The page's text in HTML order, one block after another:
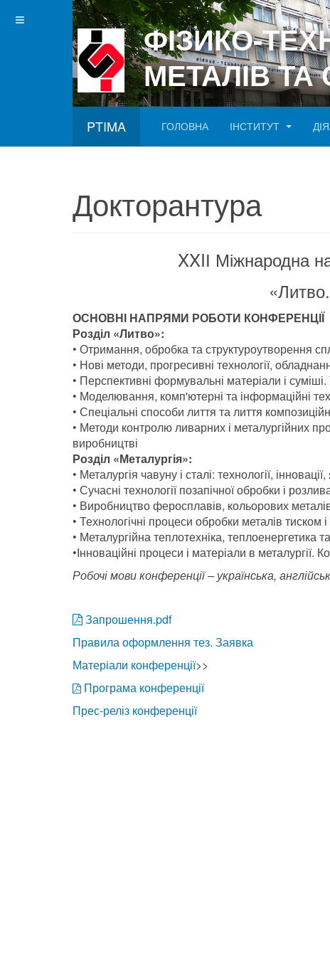
ФІЗИКО-
МЕТАЛІВ ТА
PTIMA ГОЛОВНА ІНСТИТУТ
Докторантура
XXIІ Міжнародна
ОСНОВНІ НАПРЯМИ РОБОТИ КОНФЕРЕНЦІЇ
Розділ «Литво»:
• Отримання, обробка та структуроутворення
• Нові методи, прогресивні технології,
• Перспективні формувальні матеріали і
• Моделювання, комп'ютерні та інформаційні
• Спеціальні способи лиття та лиття
• Методи контролю ливарних і металургійних
виробництві
Розділ «Металургія»:
• Металургія чавуну і сталі: технології, інновації,
• Сучасні технології позапічної обробки і
• Виробництво феросплавів, кольорових
• Технологічні процеси обробки металів тиском
• Металургійна теплотехніка, теплоенергетика
•Інноваційні процеси і матеріали в металургії.
Робочі мови конференції – українська,
Запрошення.pdf
Правила оформлення тез. Заявка
Матеріали конференції>>
Програма конференції
Прес-реліз конференції